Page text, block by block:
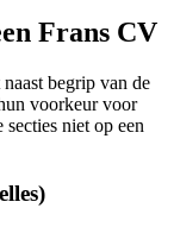
Frans CV
begrip van de
voorkeur voor
niet op een